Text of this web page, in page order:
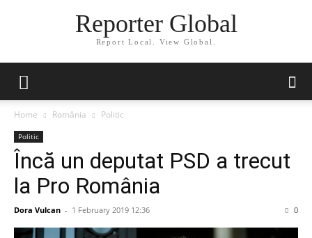
Reporter Global
Report Local. View Global.
Home România Politic
Politic
Încă un deputat PSD a trecut
la Pro România
Dora Vulcan - 1 February 2019 12:36 0